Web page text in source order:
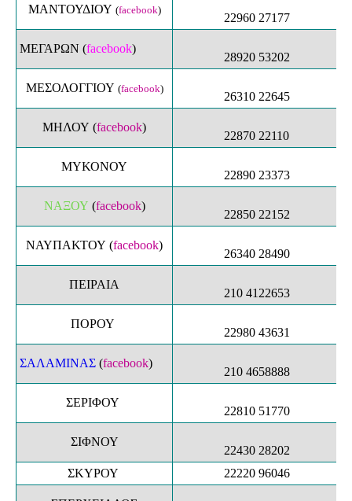
ΜΑΝΤΟΥΔΙΟΥ (facebook)
22960 27177
ΜΕΓΑΡΩΝ (facebook)
28920 53202
ΜΕΣΟΛΟΓΓΙΟΥ (facebook)
26310 22645
ΜΗΛΟΥ (facebook)
22870 22110
ΜΥΚΟΝΟΥ
22890 23373
ΝΑΞΟΥ (facebook)
22850 22152
ΝΑΥΠΑΚΤΟΥ (facebook)
26340 28490
ΠΕΙΡΑΙΑ
210 4122653
ΠΟΡΟΥ
22980 43631
ΣΑΛΑΜΙΝΑΣ (facebook)
210 4658888
ΣΕΡΙΦΟΥ
22810 51770
ΣΙΦΝΟΥ
22430 28202
ΣΚΥΡΟΥ
22220 96046